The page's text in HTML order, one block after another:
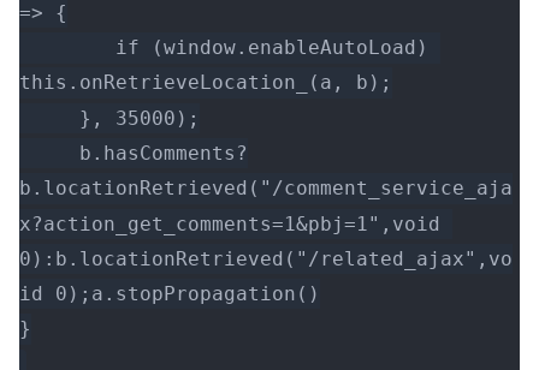
=> {
if (window.enableAutoLoad)
this.onRetrieveLocation_(a, b);
}, 35000);
b.hasComments?
b.locationRetrieved("/comment_service_aja
x?action_get_comments=1&pbj=1",void
0):b.locationRetrieved("/related_ajax",vo
id 0);a.stopPropagation()
}